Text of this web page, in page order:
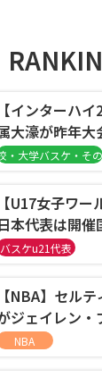
【インターハ
大濠が昨年大
撃破、大阪薫
・大学バスケ・そ
【U17女子ワー
本代表は開
予選グループ
決定
バスケu21代表
【NBA】セル
ジェイレン・
「キャップの
NBA